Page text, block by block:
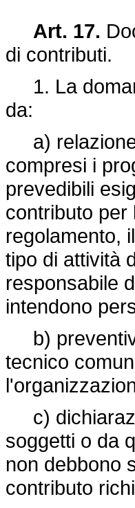
Art. 17.
di contributi.
1. La
da:
a) relazione
compresi i
prevedibili
contributo per
regolamento,
tipo di attività
responsabile
intendono
b) preventivi
tecnico
c)
soggetti o da
non debbono
contributo